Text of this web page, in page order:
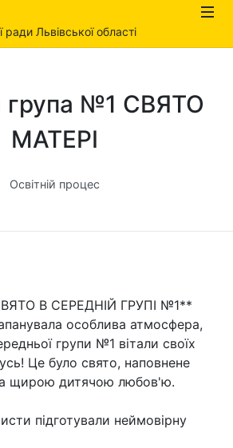
ради Львівської області
група №1 СВЯТО
МАТЕРІ
Освітній процес
В СЕРЕДНІЙ ГРУПІ №1**
особлива атмосфера,
групи №1 вітали своїх
Це було свято, наповнене
щирою дитячою любов'ю.
підготували неймовірну